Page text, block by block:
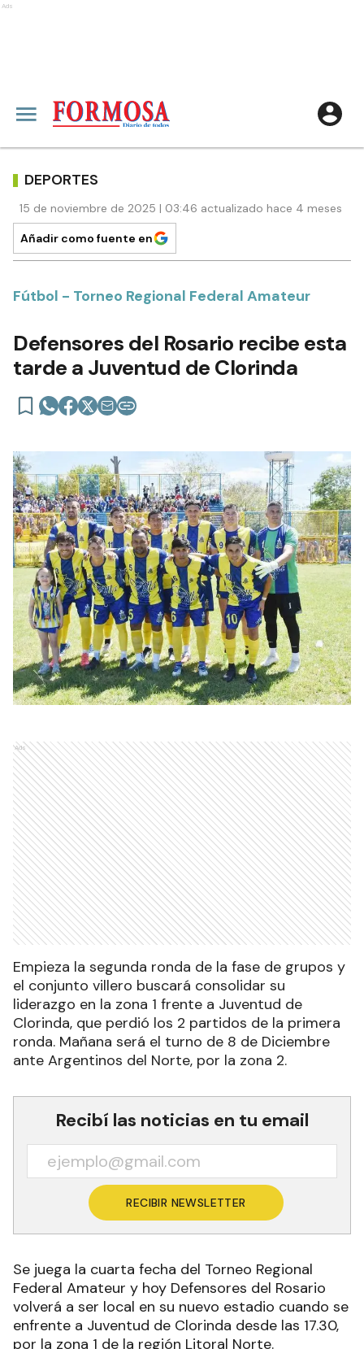
Ads
DEPORTES
15 de noviembre de 2025 | 03:46 actualizado hace 4 meses
Añadir como fuente en
Fútbol - Torneo Regional Federal Amateur
Defensores del Rosario recibe esta
tarde a Juventud de Clorinda
Ads
Empieza la segunda ronda de la fase de grupos y
el conjunto villero buscará consolidar su
liderazgo en la zona 1 frente a Juventud de
Clorinda, que perdió los 2 partidos de la primera
ronda. Mañana será el turno de 8 de Diciembre
ante Argentinos del Norte, por la zona 2.
Recibí las noticias en tu email
RECIBIR NEWSLETTER
Se juega la cuarta fecha del Torneo Regional
Federal Amateur y hoy Defensores del Rosario
volverá a ser local en su nuevo estadio cuando se
enfrente a Juventud de Clorinda desde las 17.30,
por la zona 1 de la región Litoral Norte.